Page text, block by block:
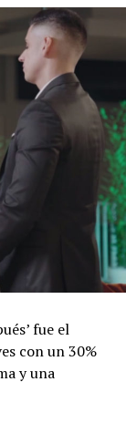
fue el
con un 30%
y una